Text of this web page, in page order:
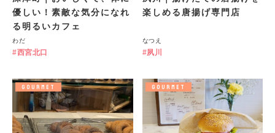
優しい！素敵な気分になれ
る明るいカフェ
わだ
西宮北口
楽しめる唐揚げ専門店
なつえ
夙川
GOURMET GOURMET